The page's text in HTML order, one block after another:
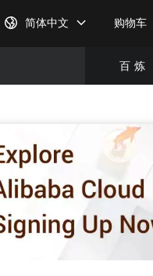
简体中文 购物车
百 炼